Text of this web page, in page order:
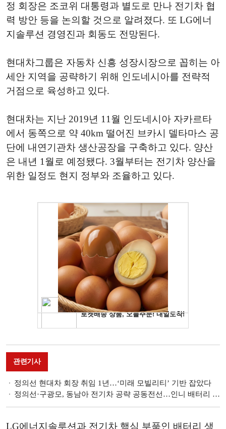
정 회장은 조코위 대통령과 별도로 만나 전기차 협
력 방안 등을 논의할 것으로 알려졌다. 또 LG에너
지솔루션 경영진과 회동도 전망된다.
현대차그룹은 자동차 신흥 성장시장으로 꼽히는 아
세안 지역을 공략하기 위해 인도네시아를 전략적
거점으로 육성하고 있다.
현대차는 지난 2019년 11월 인도네시아 자카르타
에서 동쪽으로 약 40km 떨어진 브카시 델타마스 공
단에 내연기관차 생산공장을 구축하고 있다. 양산
은 내년 1월로 예정됐다. 3월부터는 전기차 양산을
위한 일정도 현지 정부와 조율하고 있다.
관련기사
정의선 현대차 회장 취임 1년…‘미래 모빌리티’ 기반 잡았다
정의선·구광모, 동남아 전기차 공략 공동전선…인니 배터리 합작공장 기공
LG에너지솔루션과 전기차 핵심 부품인 배터리 생